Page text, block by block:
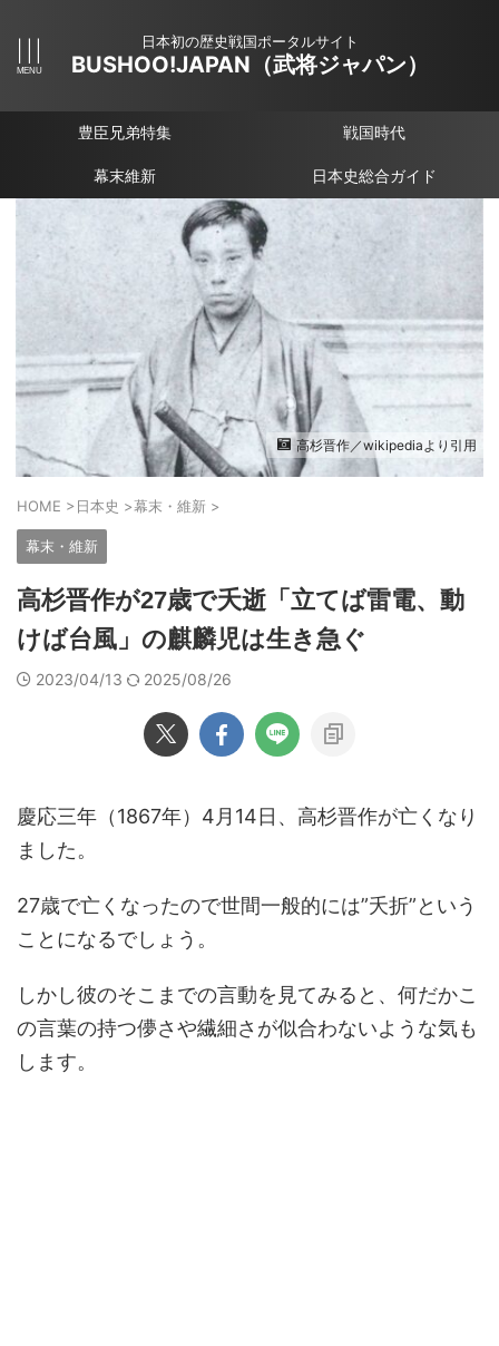
日本初の歴史戦国ポータルサイト
BUSHOO!JAPAN（武将ジャパン）
豊臣兄弟特集 戦国時代
幕末維新 日本史総合ガイド
高杉晋作／wikipediaより引用
HOME >日本史 >幕末・維新 >
幕末・維新
高杉晋作が27歳で夭逝「立てば雷電、動
けば台風」の麒麟児は生き急ぐ
2023/04/13 2025/08/26
慶応三年（1867年）4月14日、高杉晋作が亡くなり
ました。
27歳で亡くなったので世間一般的には”夭折”という
ことになるでしょう。
しかし彼のそこまでの言動を見てみると、何だかこ
の言葉の持つ儚さや繊細さが似合わないような気も
します。